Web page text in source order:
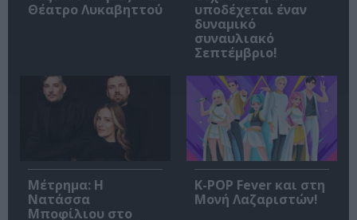
Θέατρο Λυκαβηττού
υποδέχεται έναν
δυναμικό
συναυλιακό
Σεπτέμβριο!
Μέτρημα: Η
Νατάσσα
Μποφίλιου στο
K-POP Fever και στη
Μονή Λαζαριστών!